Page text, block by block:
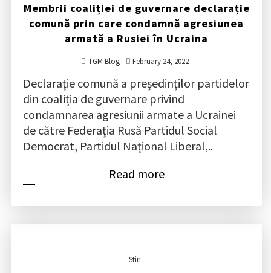
Membrii coaliției de guvernare declarație
comună prin care condamnă agresiunea
armată a Rusiei în Ucraina
TGM Blog February 24, 2022
Declarație comună a președinților partidelor
din coaliția de guvernare privind
condamnarea agresiunii armate a Ucrainei
de către Federația Rusă Partidul Social
Democrat, Partidul Național Liberal,..
Read more
Stiri